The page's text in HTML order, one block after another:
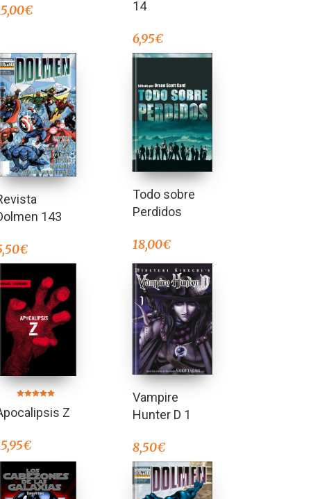
€
14
6,95€
143
€
Todo sobre
Perdidos
18,00€
5.00
de 5
Z
€
Vampire
Hunter D 1
8,50€